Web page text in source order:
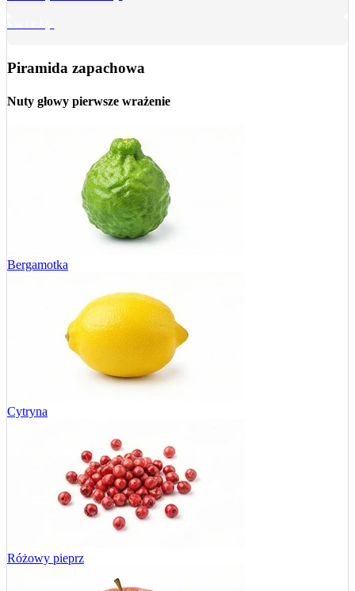
Piramida zapachowa
Nuty głowy pierwsze wrażenie
Bergamotka
Cytryna
Różowy pieprz